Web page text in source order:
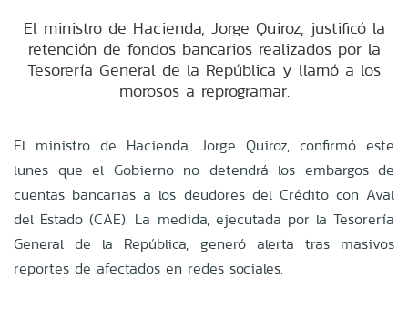
El ministro de Hacienda, Jorge Quiroz, justificó la
retención de fondos bancarios realizados por la
Tesorería General de la República y llamó a los
morosos a reprogramar.
El ministro de Hacienda, Jorge Quiroz, confirmó este
lunes que el Gobierno no detendrá los embargos de
cuentas bancarias a los deudores del Crédito con Aval
del Estado (CAE). La medida, ejecutada por la Tesorería
General de la República, generó alerta tras masivos
reportes de afectados en redes sociales.